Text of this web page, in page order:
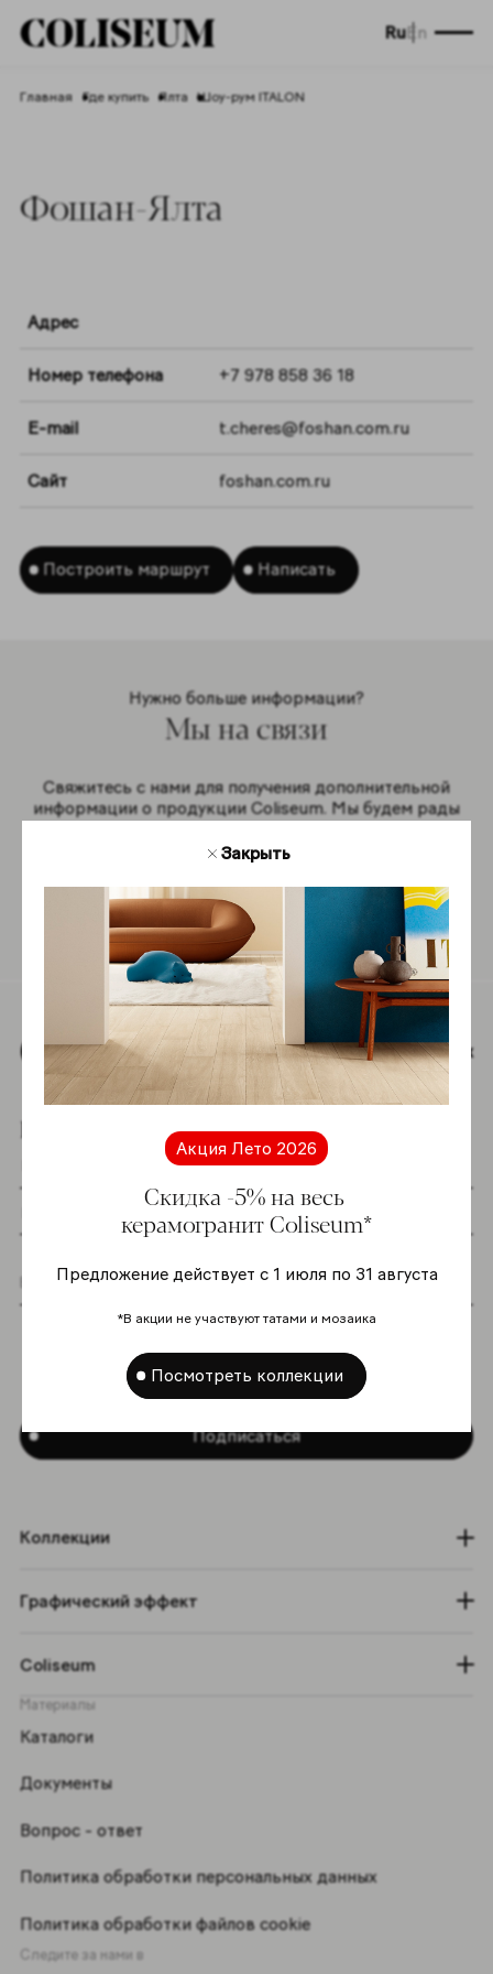
RuEn
Главная Где купить Ялта Шоу-рум ITALON
Фошан-Ялта
Адрес
Номер телефона +7 978 858 36 18
E-mail t.cheres@foshan.com.ru
Сайт foshan.com.ru
Построить маршрут Написать
Нужно больше информации?
Мы на связи
Свяжитесь с нами для получения дополнительной
информации о продукции Coliseum. Мы будем рады
Обратная связь
Закрыть
Акция Лето 2026
Скидка -5% на весь
керамогранит Coliseum*
Предложение действует с 1 июля по 31 августа
*В акции не участвуют татами и мозаика
Посмотреть коллекции
Наверх
Подпишитесь на новостную рассылку
Я даю согласие на хранение и обработку
Политике в отношении обработки
персональных данных*
Подписаться
Коллекции
Графический эффект
Coliseum
Материалы
Каталоги
Документы
Вопрос - ответ
Политика обработки персональных данных
Политика обработки файлов cookie
Следите за нами в